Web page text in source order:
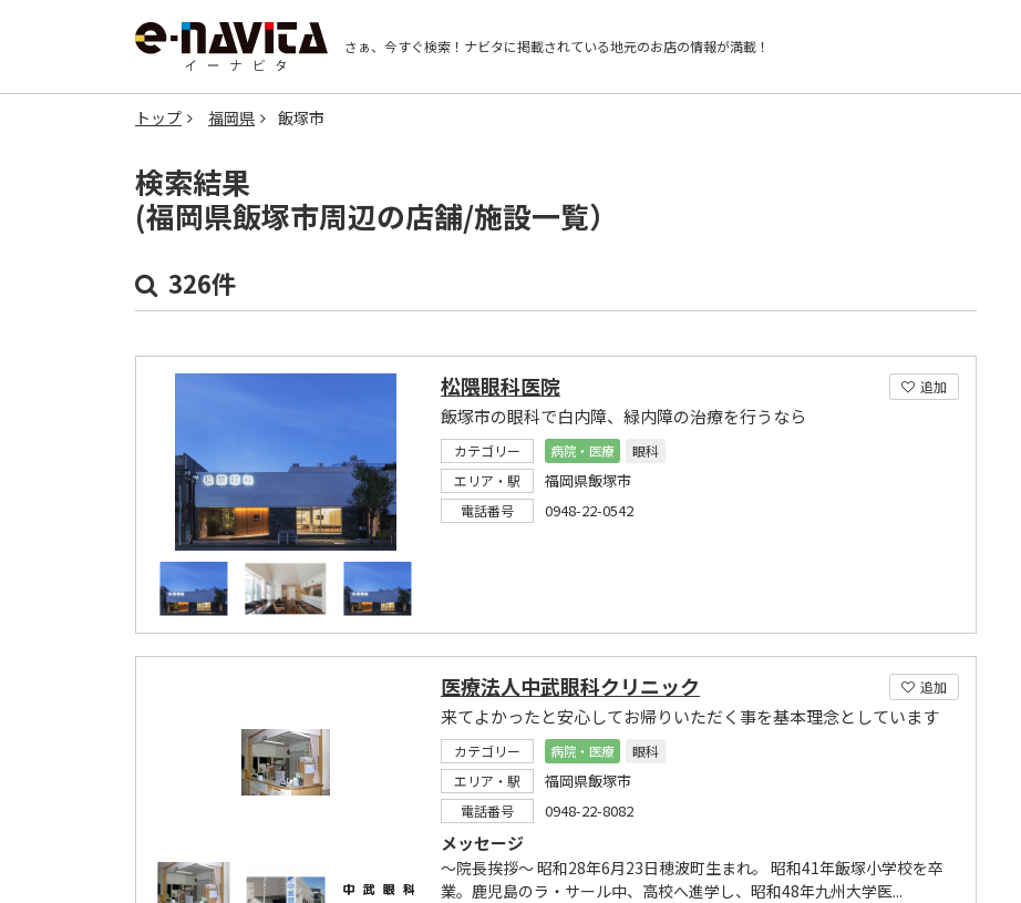
さぁ、今すぐ検索！ ナビタに掲載されている地元のお店の情報が満載！
トップ 福岡県 飯塚市
検索結果
(福岡県飯塚市周辺の店舗/施設一覧）
326件
追加
松隈眼科医院
飯塚市の眼科で白内障、緑内障の治療を行うなら
カテゴリー 病院・医療
眼科
エリア・駅
福岡県飯塚市
電話番号 0948-22-0542
追加
医療法人中武眼科クリニック
来てよかったと安心してお帰りいただく事を基本理念としています
カテゴリー 病院・医療
眼科
エリア・駅
福岡県飯塚市
電話番号 0948-22-8082
メッセージ
～院長挨拶～ 昭和28年6月23日穂波町生まれ。 昭和41年飯塚小学校を卒
業。鹿児島のラ・サール中、高校へ進学し、昭和48年九州大学医...